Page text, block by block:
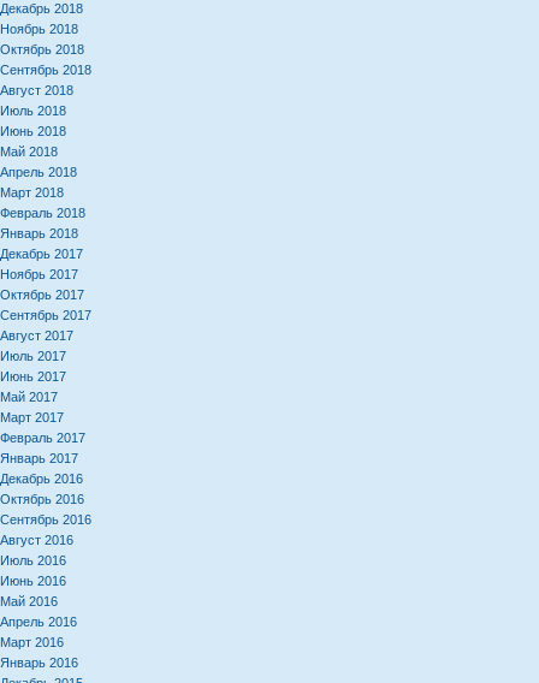
Декабрь 2018
Ноябрь 2018
Октябрь 2018
Сентябрь 2018
Август 2018
Июль 2018
Июнь 2018
Май 2018
Апрель 2018
Март 2018
Февраль 2018
Январь 2018
Декабрь 2017
Ноябрь 2017
Октябрь 2017
Сентябрь 2017
Август 2017
Июль 2017
Июнь 2017
Май 2017
Март 2017
Февраль 2017
Январь 2017
Декабрь 2016
Октябрь 2016
Сентябрь 2016
Август 2016
Июль 2016
Июнь 2016
Май 2016
Апрель 2016
Март 2016
Январь 2016